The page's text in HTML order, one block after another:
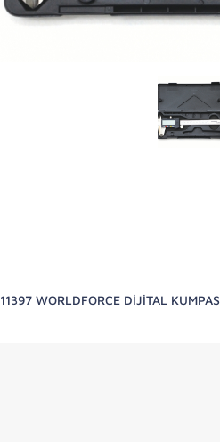
11397 WORLDFORCE DİJİTAL